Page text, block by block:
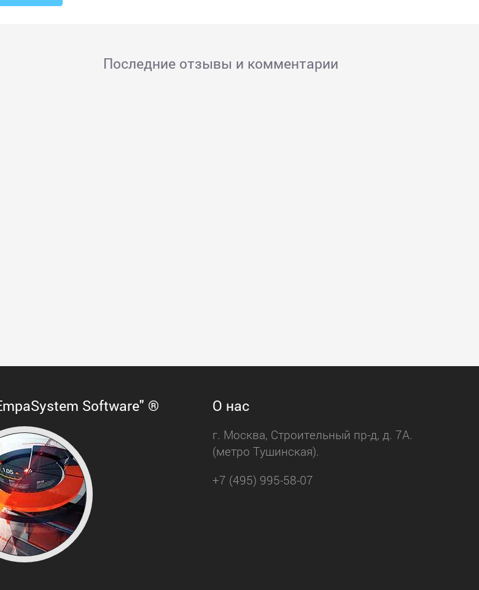
Последние отзывы и комментарии
Software" ® О нас
г. Москва, Строительный пр-д, д. 7А.
(метро Тушинская).
+7 (495) 995-58-07